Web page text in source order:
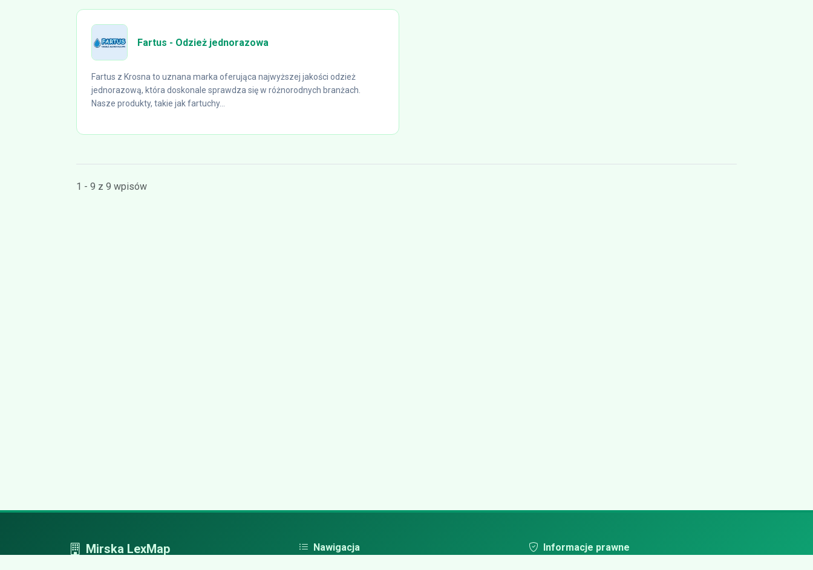
Fartus - Odzież jednorazowa
Fartus z Krosna to uznana marka oferująca najwyższej jakości odzież
jednorazową, która doskonale sprawdza się w różnorodnych branżach.
Nasze produkty, takie jak fartuchy...
1 - 9 z 9 wpisów
Mirska LexMap Nawigacja Informacje prawne